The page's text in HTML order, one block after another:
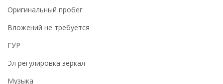
Оригинальный пробег
Вложений не требуется
ГУР
Эл регулировка зеркал
Музыка